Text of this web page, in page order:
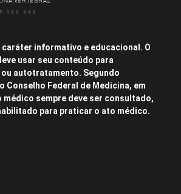
caráter informativo e educacional. O
usar seu conteúdo para
autotratamento. Segundo
Conselho Federal de Medicina, em
médico sempre deve ser consultado,
para praticar o ato médico.